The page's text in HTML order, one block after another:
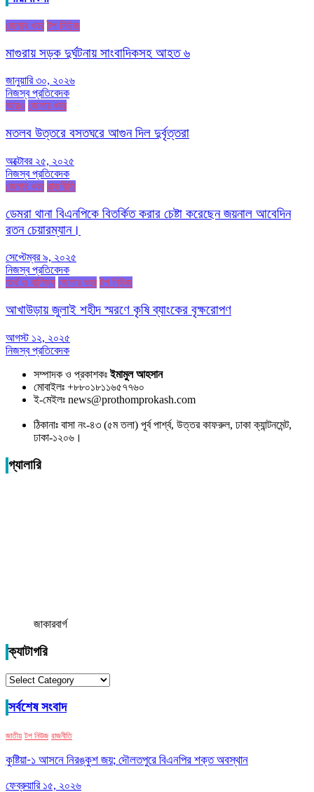
জেলার খবর টপ নিউজ
মাগুরায় সড়ক দুর্ঘটনায় সাংবাদিকসহ আহত ৬
জানুয়ারি ৩০, ২০২৬
নিজস্ব প্রতিবেদক
আরও জেলার খবর
মতলব উত্তরে বসতঘরে আগুন দিল দুর্বৃত্তরা
অক্টোবর ২৫, ২০২৫
নিজস্ব প্রতিবেদক
জেলার খবর রাজনীতি
ডেমরা থানা বিএনপিকে বিতর্কিত করার চেষ্টা করেছেন জয়নাল আবেদিন
রতন চেয়ারম্যান।
সেপ্টেম্বর ৯, ২০২৫
নিজস্ব প্রতিবেদক
অর্থ ও বাণিজ্য জেলার খবর টপ নিউজ
আখাউড়ায় জুলাই শহীদ স্মরণে কৃষি ব্যাংকের বৃক্ষরোপণ
আগস্ট ১২, ২০২৫
নিজস্ব প্রতিবেদক
সম্পাদক ও প্রকাশকঃইমামুল আহসান
মোবাইলঃ +৮৮০১৮১১৬৫৭৭৬০
ই-মেইলঃ news@prothomprokash.com
ঠিকানাঃ বাসা নং-৪৩ (৫ম তলা) পূর্ব পার্শ্ব, উত্তর কাফরুল, ঢাকা ক্যান্টনমেন্ট,
ঢাকা-১২০৬।
গ্যালারি
জাকারবার্গ
ক্যাটাগরি
ক্যাটাগরি
সর্বশেষ সংবাদ
জাতীয় টপ নিউজ রাজনীতি
কুষ্টিয়া-১ আসনে নিরঙ্কুশ জয়; দৌলতপুরে বিএনপির শক্ত অবস্থান
ফেব্রুয়ারি ১৫, ২০২৬